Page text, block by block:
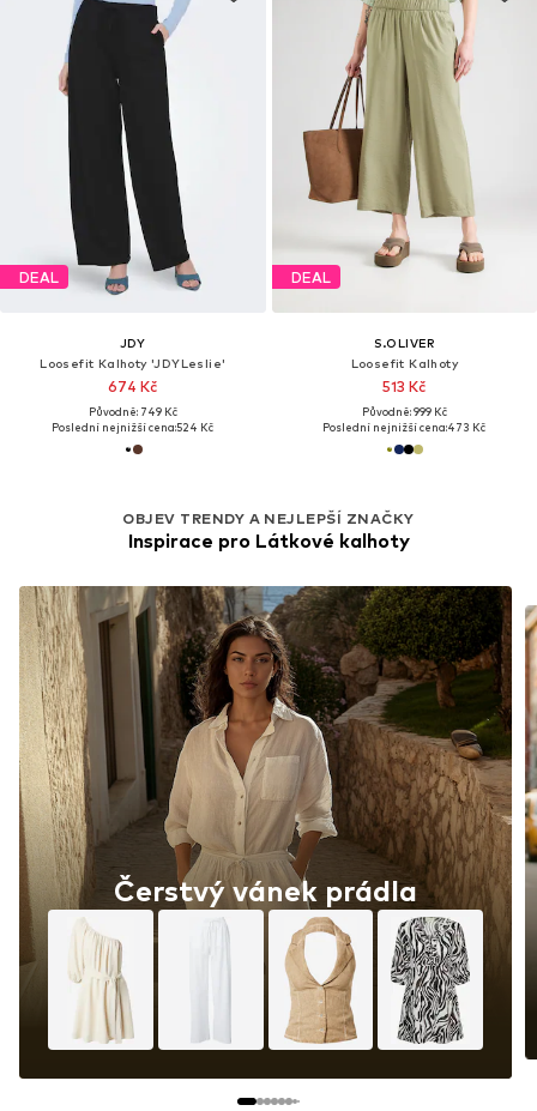
DEAL
JDY
Loosefit Kalhoty 'JDYLeslie'
674 Kč
Původně: 749 Kč
Poslední nejnižší cena:524 Kč
DEAL
S.OLIVER
Loosefit Kalhoty
513 Kč
Původně: 999 Kč
Poslední nejnižší cena:473 Kč
OBJEV TRENDY A NEJLEPŠÍ ZNAČKY
Inspirace pro Látkové kalhoty
Capri kalhoty jsou zpátky